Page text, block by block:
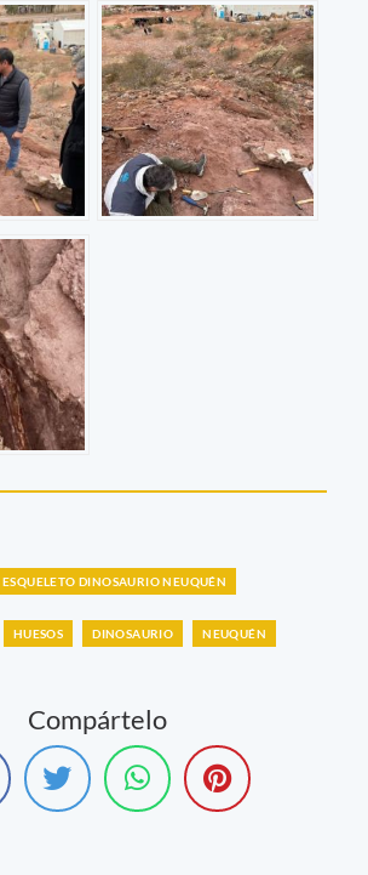
ESQUELETO DINOSAURIO NEUQUÉN
HUESOS DINOSAURIO NEUQUÉN
Compártelo